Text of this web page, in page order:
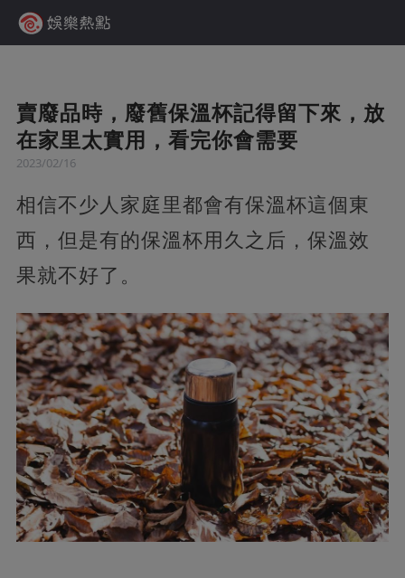
賣廢品時，廢舊保溫杯記得留下來，放
在家里太實用，看完你會需要
2023/02/16
相信不少人家庭里都會有保溫杯這個東
西，但是有的保溫杯用久之后，保溫效
果就不好了。